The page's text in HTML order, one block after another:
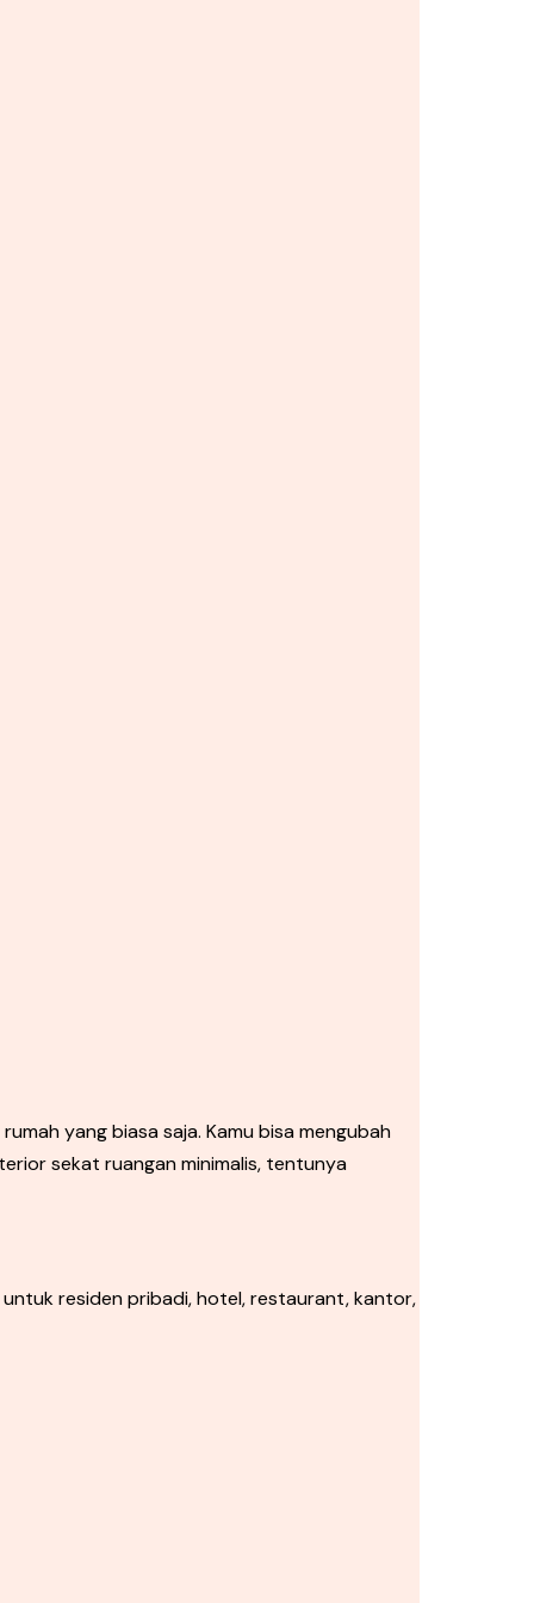
yang biasa saja. Kamu bisa mengubah
sekat ruangan minimalis, tentunya
residen pribadi, hotel, restaurant, kantor,